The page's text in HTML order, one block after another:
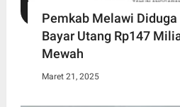
Pemkab Melawi Diduga
Bayar Utang Rp147
Mewah
Maret 21, 2025